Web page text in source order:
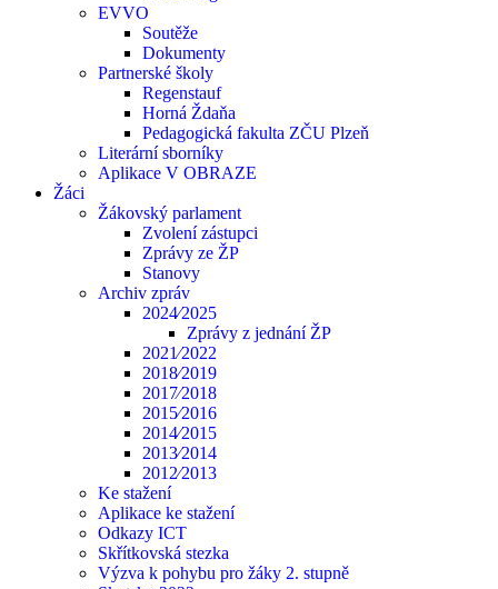
EVVO
Soutěže
Dokumenty
Partnerské školy
Regenstauf
Horná Ždaňa
Pedagogická fakulta ZČU Plzeň
Literární sborníky
Aplikace V OBRAZE
Žáci
Žákovský parlament
Zvolení zástupci
Zprávy ze ŽP
Stanovy
Archiv zpráv
2024⁄2025
Zprávy z jednání ŽP
2021⁄2022
2018⁄2019
2017⁄2018
2015⁄2016
2014⁄2015
2013⁄2014
2012⁄2013
Ke stažení
Aplikace ke stažení
Odkazy ICT
Skřítkovská stezka
Výzva k pohybu pro žáky 2. stupně